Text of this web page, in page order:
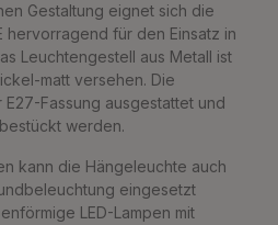
Gestaltung eignet sich die
hervorragend für den Einsatz in
Leuchtengestell aus Metall ist
matt versehen. Die
Fassung ausgestattet und
werden.
kann die Hängeleuchte auch
eingesetzt
LED-Lampen mit